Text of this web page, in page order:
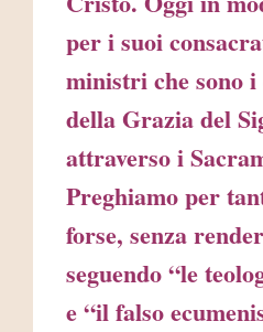
per i suoi
ministri che sono
della Grazia del
attraverso i
Preghiamo per
forse, senza
seguendo “le
e “il falso